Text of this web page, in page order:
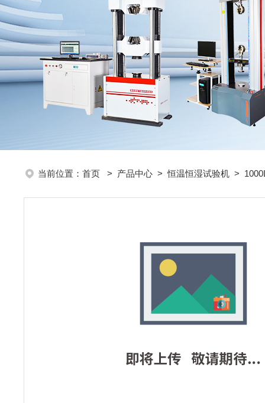
当前位置： 首页 > 产品中心 >恒温恒湿试验机 >